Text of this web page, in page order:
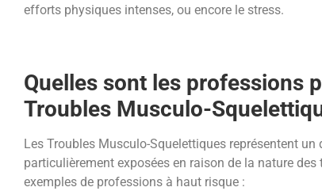
efforts physiques intenses, ou encore le stress.
Quelles sont les professions
Troubles Musculo-
Les Troubles Musculo-Squelettiques représentent
particulièrement exposées en raison de la nature
exemples de professions à haut risque :